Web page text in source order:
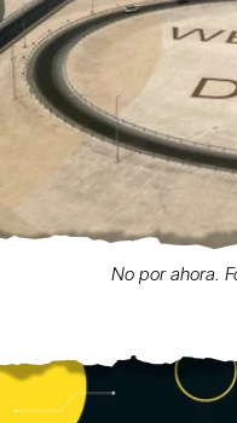
No por ahora.